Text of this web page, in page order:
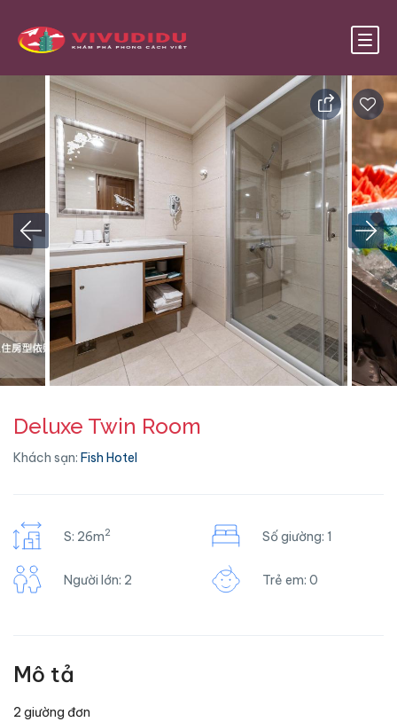
Deluxe Twin Room
Khách sạn: Fish Hotel
S: 26m2 Số giường: 1
Người lớn: 2 Trẻ em: 0
Mô tả
2 giường đơn